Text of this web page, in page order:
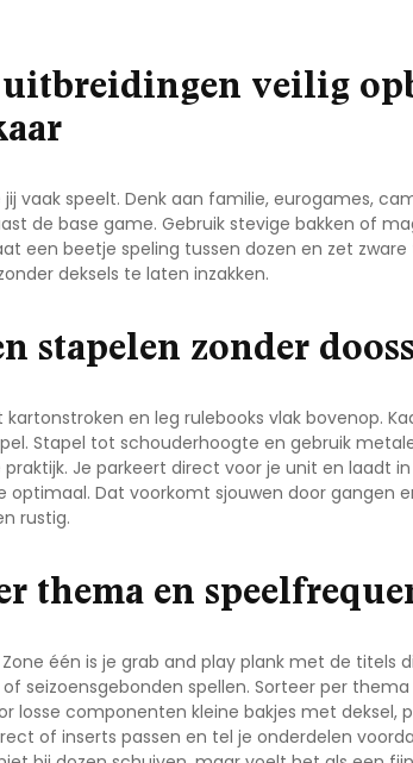
uitbreidingen veilig
vaak speelt. Denk aan familie, eurogames,
de base game. Gebruik stevige bakken of
een beetje speling tussen dozen en zet
deksels te laten inzakken.
stapelen zonder
en leg rulebooks vlak bovenop.
Stapel tot schouderhoogte en gebruik
praktijk. Je parkeert direct voor je unit en laadt
optimaal. Dat voorkomt sjouwen door gangen
rustig.
thema en
één is je grab and play plank met de titels
seizoensgebonden spellen. Sorteer per
losse componenten kleine bakjes met deksel,
of inserts passen en tel je onderdelen